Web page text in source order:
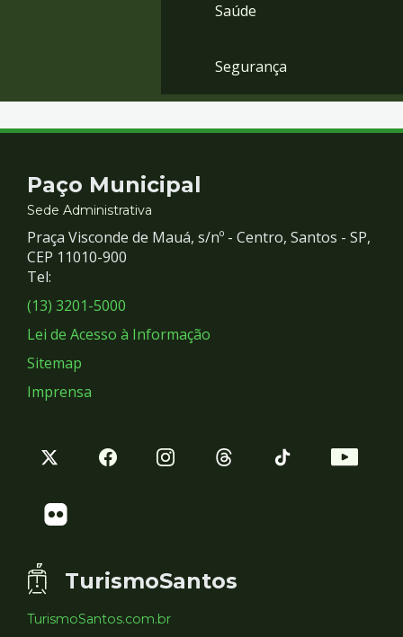
Saúde
Segurança
Contato
e
Redes
Sociais
Paço Municipal
Sede Administrativa
Praça Visconde de Mauá, s/nº - Centro, Santos - SP,
CEP 11010-900
Tel:
(13) 3201-5000
Lei de Acesso à Informação
Sitemap
Imprensa
TurismoSantos
TurismoSantos.com.br